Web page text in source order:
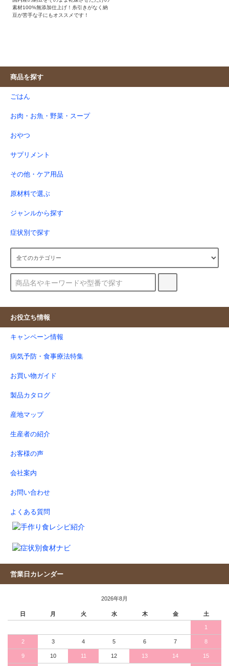
素材100%無添加仕上げ！糸引きがなく納
豆が苦手な子にもオススメです！
商品を探す
ごはん
お肉・お魚・野菜・スープ
おやつ
サプリメント
その他・ケア用品
原材料で選ぶ
ジャンルから探す
症状別で探す
お役立ち情報
キャンペーン情報
病気予防・食事療法特集
お買い物ガイド
製品カタログ
産地マップ
生産者の紹介
お客様の声
会社案内
お問い合わせ
よくある質問
営業日カレンダー
2026年8月
日 月 火 水 木 金 土
1
2 3 4 5 6 7 8
9 10 11 12 13 14 15